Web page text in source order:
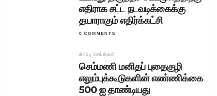
எதிராக சட்ட நடவடிக்கைக்கு
தயாராகும் எதிர்க்கட்சி
0 COMMENTS
சிறப்பு செய்திகள்
செம்மணி மனிதப் புதைகுழி
எலும்புக்கூடுகளின் எண்ணிக்கை
500 ஐ தாண்டியது